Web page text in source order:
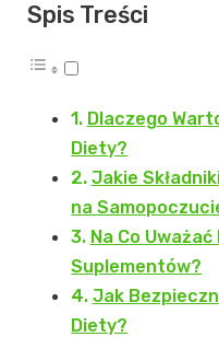
Spis Treści
Dlaczego
Diety?
Jakie
na
Na Co
Suplementów?
Jak
Diety?